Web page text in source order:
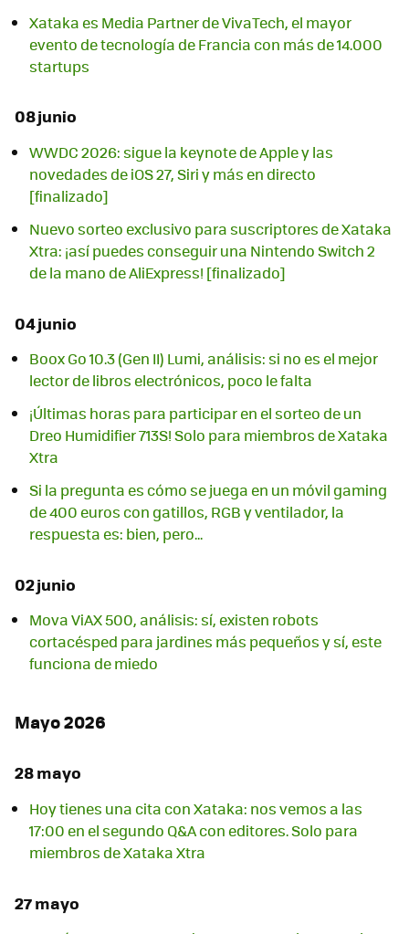
Xataka es Media Partner de VivaTech, el mayor
evento de tecnología de Francia con más de 14.000
startups
08 junio
WWDC 2026: sigue la keynote de Apple y las
novedades de iOS 27, Siri y más en directo
[finalizado]
Nuevo sorteo exclusivo para suscriptores de Xataka
Xtra: ¡así puedes conseguir una Nintendo Switch 2
de la mano de AliExpress! [finalizado]
04 junio
Boox Go 10.3 (Gen II) Lumi, análisis: si no es el mejor
lector de libros electrónicos, poco le falta
¡Últimas horas para participar en el sorteo de un
Dreo Humidifier 713S! Solo para miembros de Xataka
Xtra
Si la pregunta es cómo se juega en un móvil gaming
de 400 euros con gatillos, RGB y ventilador, la
respuesta es: bien, pero...
02 junio
Mova ViAX 500, análisis: sí, existen robots
cortacésped para jardines más pequeños y sí, este
funciona de miedo
Mayo 2026
28 mayo
Hoy tienes una cita con Xataka: nos vemos a las
17:00 en el segundo Q&A con editores. Solo para
miembros de Xataka Xtra
27 mayo